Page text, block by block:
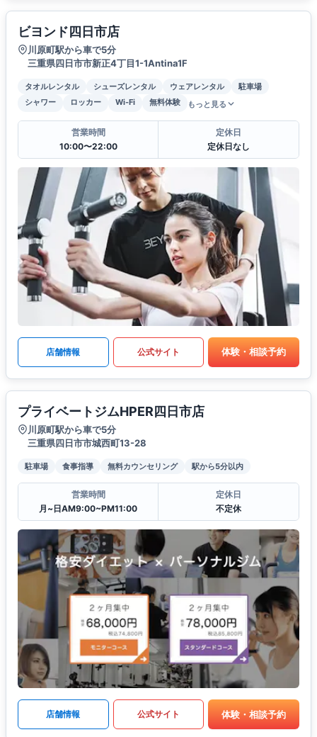
ビヨンド四日市店
川原町駅から車で5分
三重県四日市市新正4丁目1-1Antina1F
タオルレンタル シューズレンタル ウェアレンタル
駐車場
シャワー
ロッカー Wi-Fi 無料体験 もっと見る
営業時間
10:00〜22:00
定休日
定休日なし
店舗情報 公式サイト 体験・相談予約
プライベートジムHPER四日市店
川原町駅から車で5分
三重県四日市市城西町13-28
駐車場 食事指導 無料カウンセリング 駅から5分以内
営業時間
月~日AM9:00~PM11:00
定休日
不定休
店舗情報 公式サイト 体験・相談予約